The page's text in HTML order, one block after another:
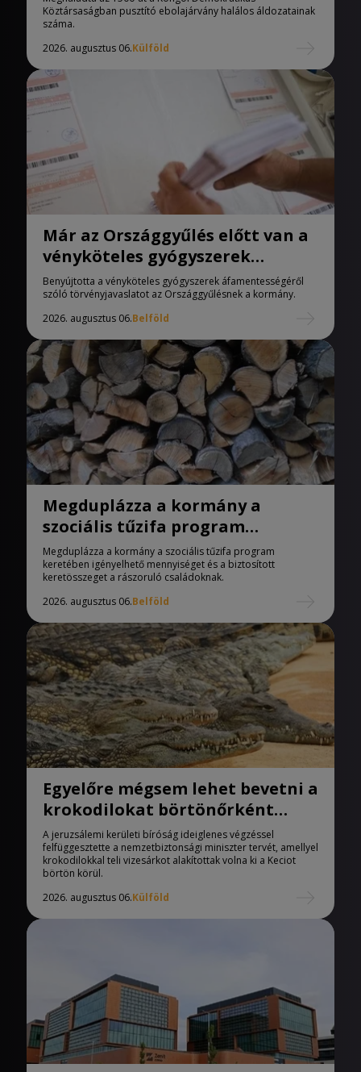
Köztársaságban pusztító ebolajárvány halálos áldozatainak
száma.
2026. augusztus 06.Külföld
Már az Országgyűlés előtt van a
vényköteles gyógyszerek
áfamentességéről szóló
törvényjavaslat
Benyújtotta a vényköteles gyógyszerek áfamentességéről
szóló törvényjavaslatot az Országgyűlésnek a kormány.
2026. augusztus 06.Belföld
Megduplázza a kormány a
szociális tűzifa program
keretében igényelhető
mennyiséget
Megduplázza a kormány a szociális tűzifa program
keretében igényelhető mennyiséget és a biztosított
keretösszeget a rászoruló családoknak.
2026. augusztus 06.Belföld
Egyelőre mégsem lehet bevetni a
krokodilokat börtönőrként
Izraelben
A jeruzsálemi kerületi bíróság ideiglenes végzéssel
felfüggesztette a nemzetbiztonsági miniszter tervét, amellyel
krokodilokkal teli vizesárkot alakítottak volna ki a Keciot
börtön körül.
2026. augusztus 06.Külföld